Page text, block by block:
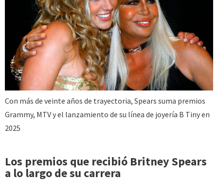
Con más de veinte años de trayectoria, Spears suma premios
Grammy, MTV y el lanzamiento de su línea de joyería B Tiny en
2025
Los premios que recibió Britney Spears
a lo largo de su carrera